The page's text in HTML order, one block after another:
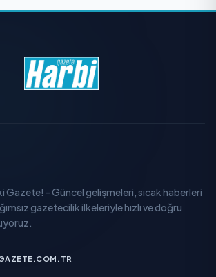
Gazete! - Güncel gelişmeleri, sıcak haberleri
gazetecilik ilkeleriyle hızlı ve doğru